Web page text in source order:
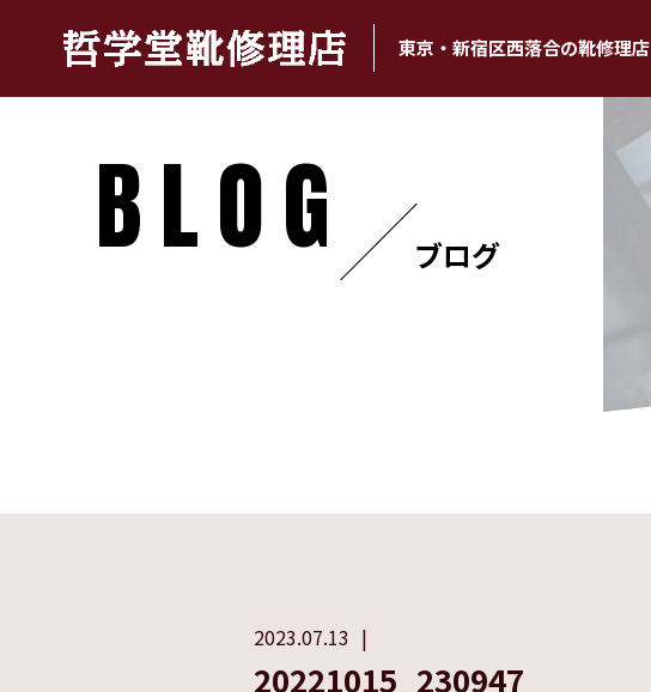
東京・新宿区西落合の靴修理店
BLOG ブログ
2023.07.13
20221015_230947